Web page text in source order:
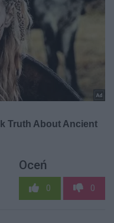
Oceń
0 0